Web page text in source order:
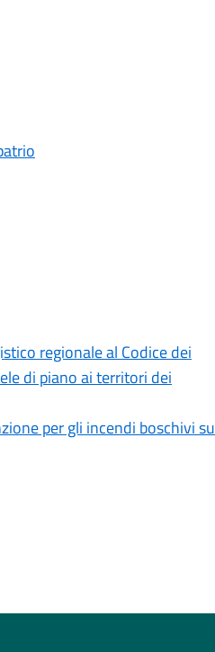
regionale al Codice dei
di piano ai territori dei
per gli incendi boschivi su